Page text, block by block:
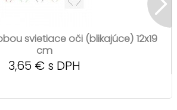
svietiace oči (blikajúce) 12x19
cm
3,65 € s DPH